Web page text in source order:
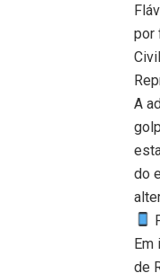
por
A
do
Em
de